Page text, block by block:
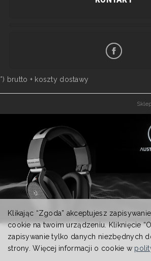
*) brutto + koszty dostawy
Klikając “Zgoda” akceptujesz
cookie na twoim urządzeniu. Kliknięcie
zapisywanie tylko danych niezbędnych
strony. Więcej informacji o cookie w